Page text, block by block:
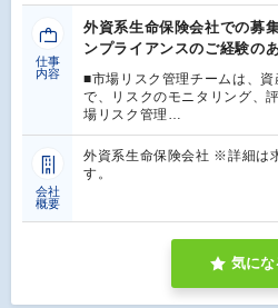
仕事
内容
外資系生命保険会社での募
ンプライアンスのご経験の
■市場リスク管理チームは、
で、リスクのモニタリング、
場リスク管理…
会社
概要
外資系生命保険会社 ※詳細は
す。
気にな